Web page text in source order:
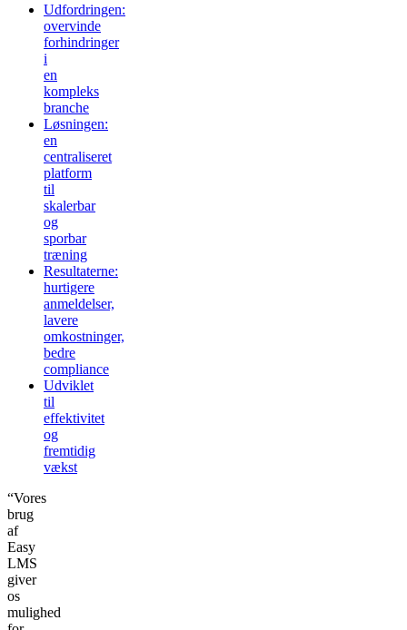
Udfordringen:
overvinde
forhindringer
i
en
kompleks
branche
Løsningen:
en
centraliseret
platform
til
skalerbar
og
sporbar
træning
Resultaterne:
hurtigere
anmeldelser,
lavere
omkostninger,
bedre
compliance
Udviklet
til
effektivitet
og
fremtidig
vækst
“Vores
brug
af
Easy
LMS
giver
os
mulighed